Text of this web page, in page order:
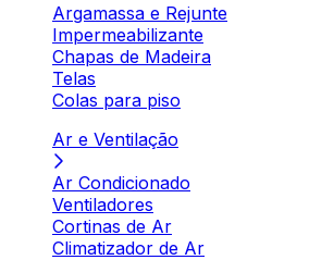
Argamassa e Rejunte
Impermeabilizante
Chapas de Madeira
Telas
Colas para piso
Ar e Ventilação
Ar Condicionado
Ventiladores
Cortinas de Ar
Climatizador de Ar